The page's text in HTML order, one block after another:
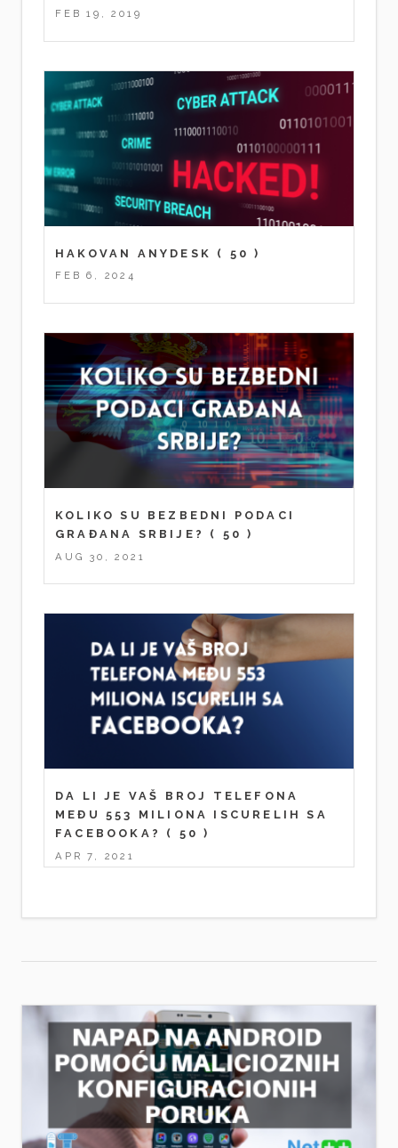
FEB 19, 2019
HAKOVAN ANYDESK ( 50 )
FEB 6, 2024
KOLIKO SU BEZBEDNI PODACI
GRAĐANA SRBIJE?
( 50 )
AUG 30, 2021
DA LI JE VAŠ BROJ TELEFONA
MEĐU 553 MILIONA ISCURELIH SA
FACEBOOKA?
( 50 )
APR 7, 2021